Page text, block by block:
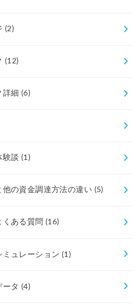
(2)
(12)
詳細 (6)
験談 (1)
の資金調達方法の違い (5)
くある質問(16)
ュレーション (1)
タ (4)